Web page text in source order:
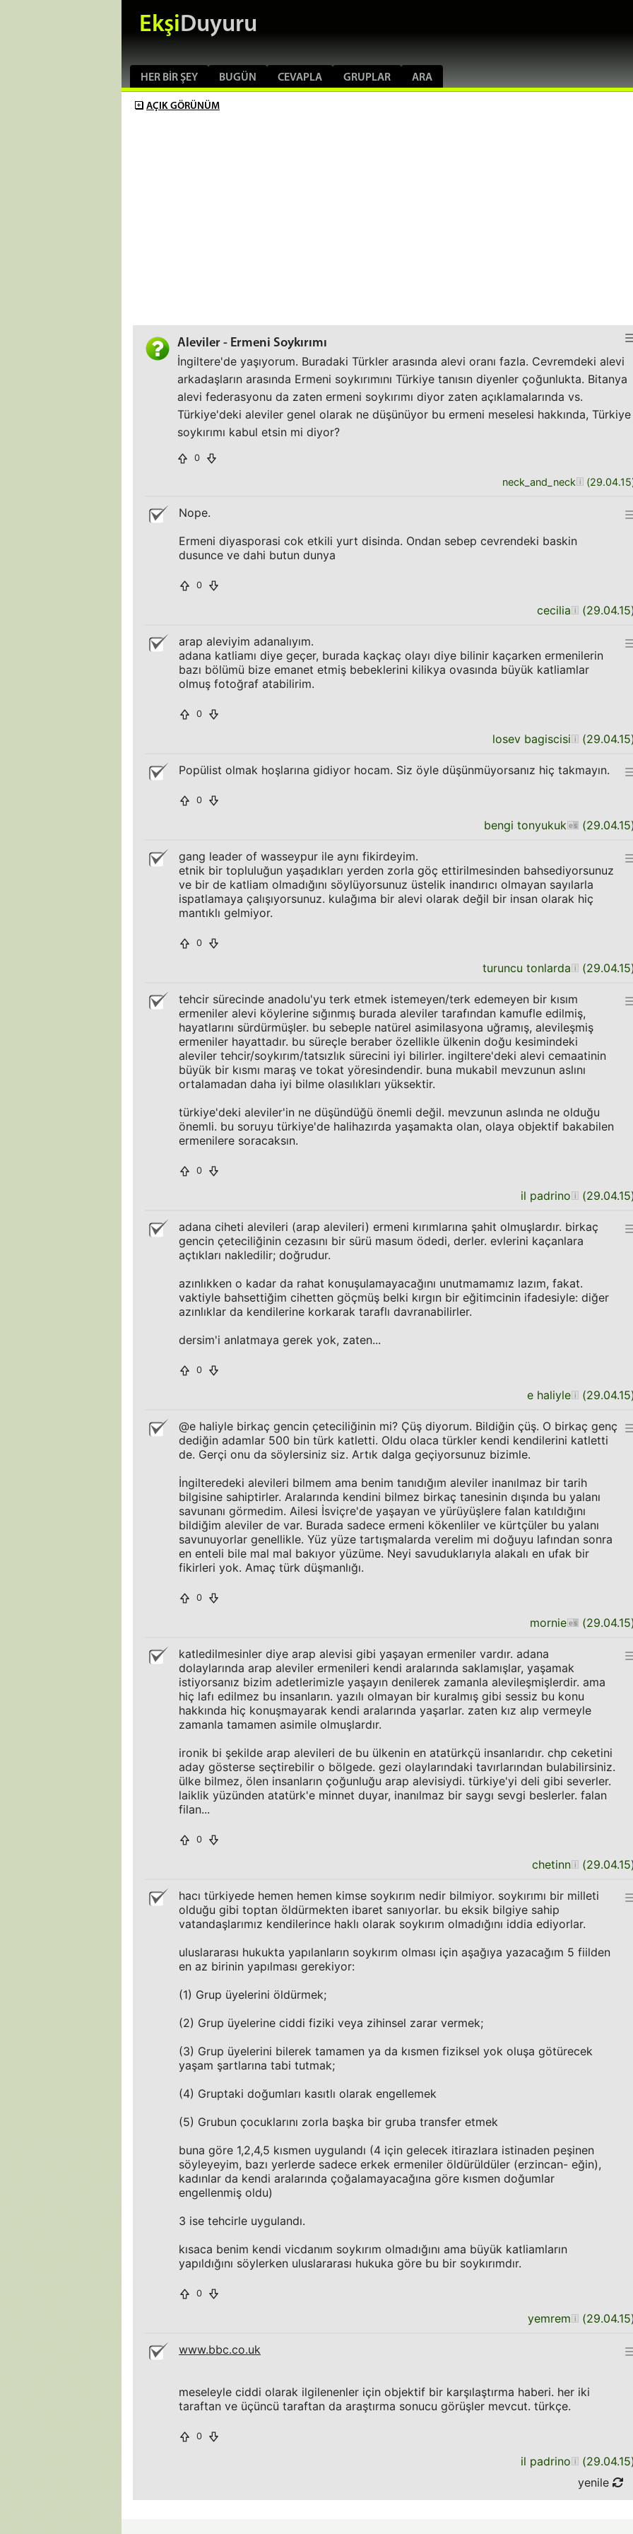
EkşiDuyuru
HER BIR ŞEY BUGÜN CEVAPLA GRUPLAR ARA
AÇIK GÖRÜNÜM
Aleviler - Ermeni Soykırımı
İngiltere'de yaşıyorum. Buradaki Türkler arasında alevi oranı fazla. Cevremdeki alevi
arkadaşların arasında Ermeni soykırımını Türkiye tanısın diyenler çoğunlukta. Bitanya
alevi federasyonu da zaten ermeni soykırımı diyor zaten açıklamalarında vs.
Türkiye'deki aleviler genel olarak ne düşünüyor bu ermeni meselesi hakkında, Türkiye
soykırımı kabul etsin mi diyor?
0
neck_and_neck (29.04.15
Nope.
Ermeni diyasporasi cok etkili yurt disinda. Ondan sebep cevrendeki baskin
dusunce ve dahi butun dunya
0
cecilia (29.04.15
arap aleviyim adanalıyım.
adana katliamı diye geçer, burada kaçkaç olayı diye bilinir kaçarken ermenilerin
bazı bölümü bize emanet etmiş bebeklerini kilikya ovasında büyük katliamlar
olmuş fotoğraf atabilirim.
0
losev bagiscisi (29.04.15
Popülist olmak hoşlarına gidiyor hocam. Siz öyle düşünmüyorsanız hiç takmayın.
0
bengi tonyukuk (29.04.15
gang leader of wasseypur ile aynı fikirdeyim.
etnik bir topluluğun yaşadıkları yerden zorla göç ettirilmesinden bahsediyorsunuz
ve bir de katliam olmadığını söylüyorsunuz üstelik inandırıcı olmayan sayılarla
ispatlamaya çalışıyorsunuz. kulağıma bir alevi olarak değil bir insan olarak hiç
mantıklı gelmiyor.
0
turuncu tonlarda (29.04.15
tehcir sürecinde anadolu'yu terk etmek istemeyen/terk edemeyen bir kısım
ermeniler alevi köylerine sığınmış burada aleviler tarafından kamufle edilmiş,
hayatlarını sürdürmüşler. bu sebeple natürel asimilasyona uğramış, alevileşmiş
ermeniler hayattadır. bu süreçle beraber özellikle ülkenin doğu kesimindeki
aleviler tehcir/soykırım/tatsızlık sürecini iyi bilirler. ingiltere'deki alevi cemaatinin
büyük bir kısmı maraş ve tokat yöresindendir. buna mukabil mevzunun aslını
ortalamadan daha iyi bilme olasılıkları yüksektir.
türkiye'deki aleviler'in ne düşündüğü önemli değil. mevzunun aslında ne olduğu
önemli. bu soruyu türkiye'de halihazırda yaşamakta olan, olaya objektif bakabilen
ermenilere soracaksın.
0
il padrino (29.04.15
adana ciheti alevileri (arap alevileri) ermeni kırımlarına şahit olmuşlardır. birkaç
gencin çeteciliğinin cezasını bir sürü masum ödedi, derler. evlerini kaçanlara
açtıkları nakledilir; doğrudur.
azınlıkken o kadar da rahat konuşulamayacağını unutmamamız lazım, fakat.
vaktiyle bahsettiğim cihetten göçmüş belki kırgın bir eğitimcinin ifadesiyle: diğer
azınlıklar da kendilerine korkarak taraflı davranabilirler.
dersim'i anlatmaya gerek yok, zaten...
0
e haliyle (29.04.15
@e haliyle birkaç gencin çeteciliğinin mi? Çüş diyorum. Bildiğin çüş. O birkaç genç
dediğin adamlar 500 bin türk katletti. Oldu olaca türkler kendi kendilerini katletti
de. Gerçi onu da söylersiniz siz. Artık dalga geçiyorsunuz bizimle.
İngilteredeki alevileri bilmem ama benim tanıdığım aleviler inanılmaz bir tarih
bilgisine sahiptirler. Aralarında kendini bilmez birkaç tanesinin dışında bu yalanı
savunanı görmedim. Ailesi İsviçre'de yaşayan ve yürüyüşlere falan katıldığını
bildiğim aleviler de var. Burada sadece ermeni kökenliler ve kürtçüler bu yalanı
savunuyorlar genellikle. Yüz yüze tartışmalarda verelim mi doğuyu lafından sonra
en enteli bile mal mal bakıyor yüzüme. Neyi savuduklarıyla alakalı en ufak bir
fikirleri yok. Amaç türk düşmanlığı.
0
mornie (29.04.15
katledilmesinler diye arap alevisi gibi yaşayan ermeniler vardır. adana
dolaylarında arap aleviler ermenileri kendi aralarında saklamışlar, yaşamak
istiyorsanız bizim adetlerimizle yaşayın denilerek zamanla alevileşmişlerdir. ama
hiç lafı edilmez bu insanların. yazılı olmayan bir kuralmış gibi sessiz bu konu
hakkında hiç konuşmayarak kendi aralarında yaşarlar. zaten kız alıp vermeyle
zamanla tamamen asimile olmuşlardır.
ironik bi şekilde arap alevileri de bu ülkenin en atatürkçü insanlarıdır. chp ceketini
aday gösterse seçtirebilir o bölgede. gezi olaylarındaki tavırlarından bulabilirsiniz.
ülke bilmez, ölen insanların çoğunluğu arap alevisiydi. türkiye'yi deli gibi severler.
laiklik yüzünden atatürk'e minnet duyar, inanılmaz bir saygı sevgi beslerler. falan
filan...
0
chetinn (29.04.15
hacı türkiyede hemen hemen kimse soykırım nedir bilmiyor. soykırımı bir milleti
olduğu gibi toptan öldürmekten ibaret sanıyorlar. bu eksik bilgiye sahip
vatandaşlarımız kendilerince haklı olarak soykırım olmadığını iddia ediyorlar.
uluslararası hukukta yapılanların soykırım olması için aşağıya yazacağım 5 fiilden
en az birinin yapılması gerekiyor:
(1) Grup üyelerini öldürmek;
(2) Grup üyelerine ciddi fiziki veya zihinsel zarar vermek;
(3) Grup üyelerini bilerek tamamen ya da kısmen fiziksel yok oluşa götürecek
yaşam şartlarına tabi tutmak;
(4) Gruptaki doğumları kasıtlı olarak engellemek
(5) Grubun çocuklarını zorla başka bir gruba transfer etmek
buna göre 1,2,4,5 kısmen uygulandı (4 için gelecek itirazlara istinaden peşinen
söyleyeyim, bazı yerlerde sadece erkek ermeniler öldürüldüler (erzincan- eğin),
kadınlar da kendi aralarında çoğalamayacağına göre kısmen doğumlar
engellenmiş oldu)
3 ise tehcirle uygulandı.
kısaca benim kendi vicdanım soykırım olmadığını ama büyük katliamların
yapıldığını söylerken uluslararası hukuka göre bu bir soykırımdır.
0
yemrem (29.04.15
www.bbc.co.uk
meseleyle ciddi olarak ilgilenenler için objektif bir karşılaştırma haberi. her iki
taraftan ve üçüncü taraftan da araştırma sonucu görüşler mevcut. türkçe.
0
il padrino (29.04.15
yenile